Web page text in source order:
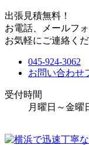
出張見積無料！
お電話、メールフ
お気軽にご連絡くだ
045-924-3062
お問い合わせ
受付時間
月曜日～金